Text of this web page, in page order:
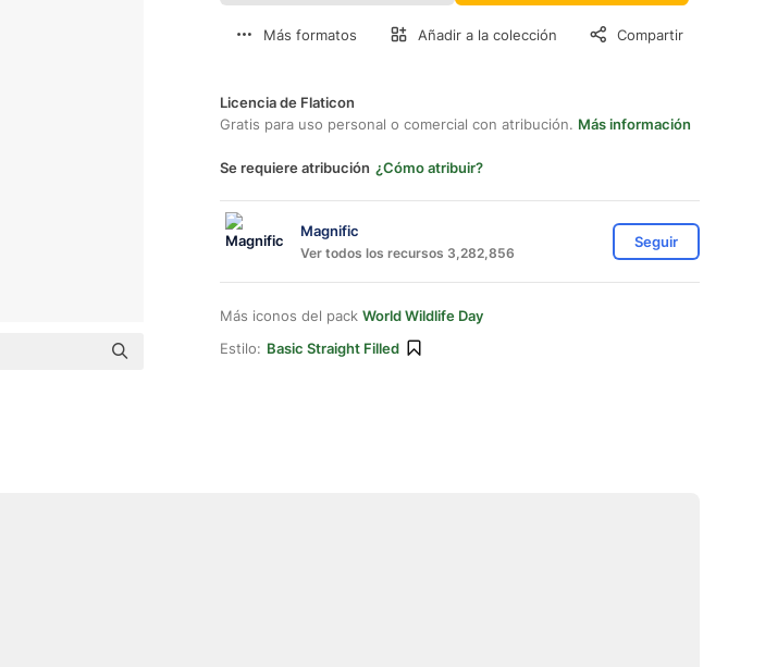
Más formatos Añadir a la colección Compartir
Licencia de Flaticon
Gratis para uso personal o comercial con atribución. Más información
Se requiere atribución ¿Cómo atribuir?
Magnific
Ver todos los recursos 3,282,856
Seguir
Más iconos del pack World Wildlife Day
Estilo: Basic Straight Filled